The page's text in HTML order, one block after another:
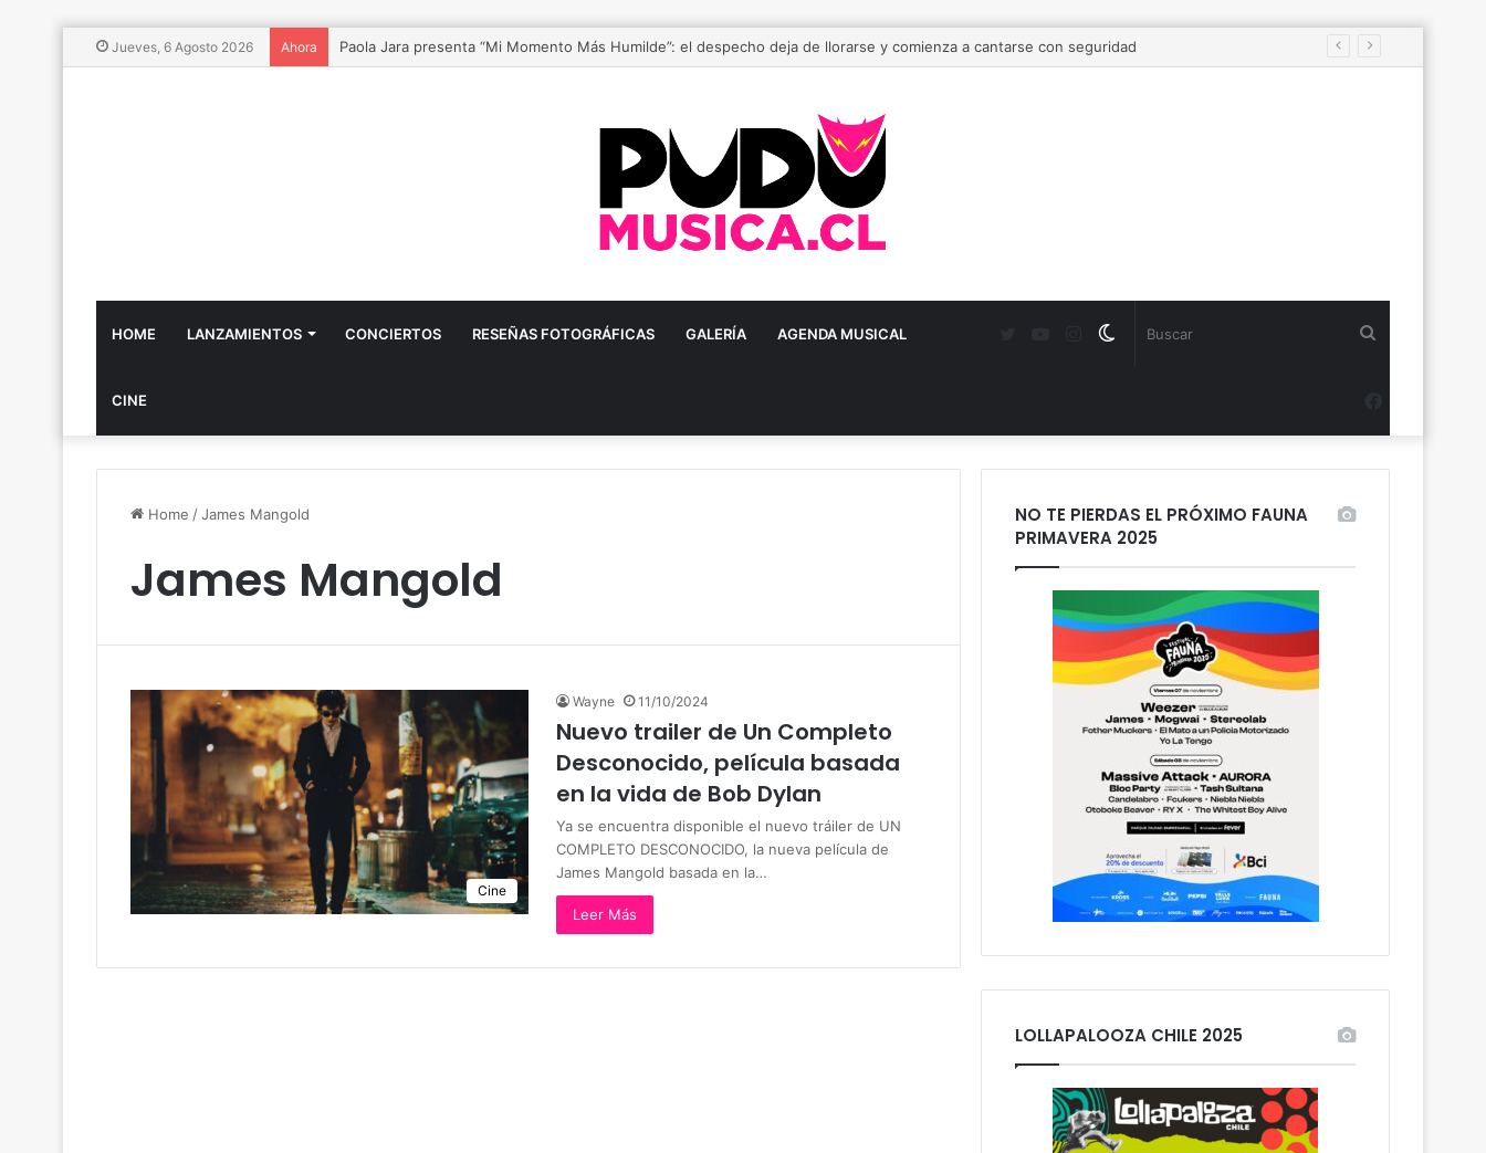
Jueves, 6 Agosto 2026 Ahora Paola Jara presenta “Mi Momento Más Humilde”: el despecho deja de llorarse y comienza a cantarse con seguridad
HOME LANZAMIENTOS CONCIERTOS RESEÑAS FOTOGRÁFICAS GALERÍA AGENDA MUSICAL
CINE
Switch
Instagram
YouTube
Home /James Mangold
James Mangold
Cine
Wayne 11/10/2024
Nuevo trailer de Un Completo
Desconocido, película basada
en la vida de Bob Dylan
Ya se encuentra disponible el nuevo tráiler de UN
COMPLETO DESCONOCIDO, la nueva película de
James Mangold basada en la…
Leer Más
NO TE PIERDAS EL PRÓXIMO FAUNA
PRIMAVERA 2025
LOLLAPALOOZA CHILE 2025